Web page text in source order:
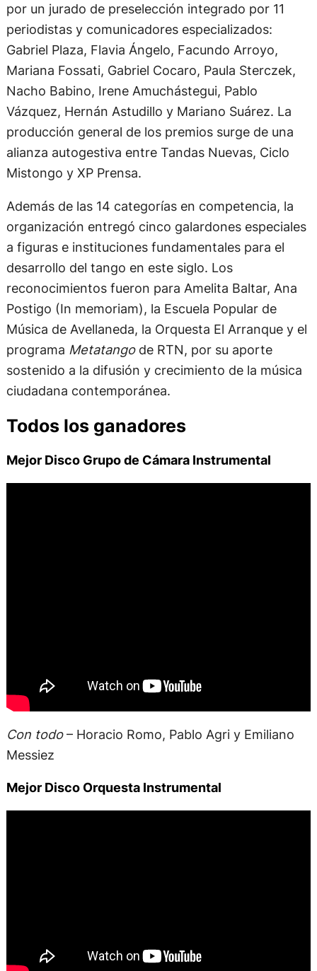
por un jurado de preselección integrado por 11
periodistas y comunicadores especializados:
Gabriel Plaza, Flavia Ángelo, Facundo Arroyo,
Mariana Fossati, Gabriel Cocaro, Paula Sterczek,
Nacho Babino, Irene Amuchástegui, Pablo
Vázquez, Hernán Astudillo y Mariano Suárez. La
producción general de los premios surge de una
alianza autogestiva entre Tandas Nuevas, Ciclo
Mistongo y XP Prensa.
Además de las 14 categorías en competencia, la
organización entregó cinco galardones especiales
a figuras e instituciones fundamentales para el
desarrollo del tango en este siglo. Los
reconocimientos fueron para Amelita Baltar, Ana
Postigo (In memoriam), la Escuela Popular de
Música de Avellaneda, la Orquesta El Arranque y el
programa Metatangode RTN, por su aporte
sostenido a la difusión y crecimiento de la música
ciudadana contemporánea.
Todos los ganadores
Mejor Disco Grupo de Cámara Instrumental
Con todo– Horacio Romo, Pablo Agri y Emiliano
Messiez
Mejor Disco Orquesta Instrumental